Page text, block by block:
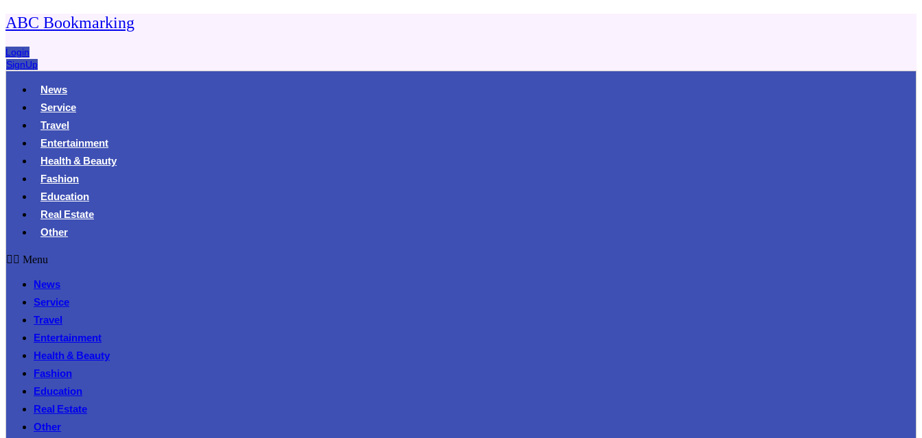
ABC Bookmarking
Login
SignUp
News
Service
Travel
Entertainment
Health & Beauty
Fashion
Education
Real Estate
Other
Menu
News
Service
Travel
Entertainment
Health & Beauty
Fashion
Education
Real Estate
Other